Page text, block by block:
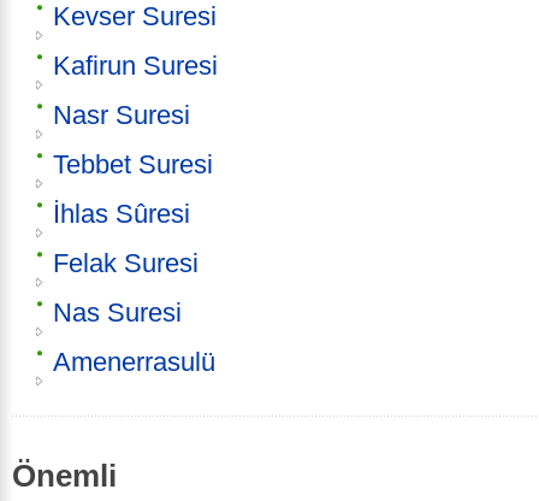
Kevser Suresi
Kafirun Suresi
Nasr Suresi
Tebbet Suresi
İhlas Sûresi
Felak Suresi
Nas Suresi
Amenerrasulü
Önemli